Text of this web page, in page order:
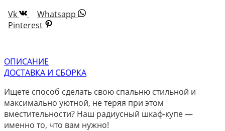
Vk
Whatsapp
Pinterest
ОПИСАНИЕ
ДОСТАВКА И СБОРКА
Ищете способ сделать свою спальню стильной и
максимально уютной, не теряя при этом
вместительности? Наш радиусный шкаф-купе —
именно то, что вам нужно!